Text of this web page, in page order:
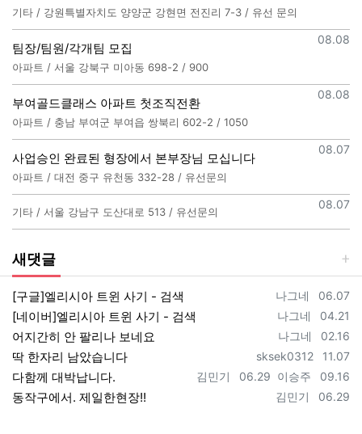
기타 / 강원특별자치도 양양군 강현면 전진리 7-3 / 유선 문의
등록일
08.08
팀장/팀원/각개팀 모집
아파트 / 서울 강북구 미아동 698-2 / 900
등록일
08.08
부여골드클래스 아파트 첫조직전환
아파트 / 충남 부여군 부여읍 쌍북리 602-2 / 1050
등록일
08.07
사업승인 완료된 형장에서 본부장님 모십니다
아파트 / 대전 중구 유천동 332-28 / 유선문의
등록일
08.07
기타 / 서울 강남구 도산대로 513 / 유선문의
새댓글
등록자
나그네 등록일
06.07
[구글]엘리시아 트윈 사기 - 검색
등록자
나그네 등록일
04.21
[네이버]엘리시아 트윈 사기 - 검색
등록자
나그네 등록일
02.16
어지간히 안 팔리나 보네요
등록자
sksek0312 등록일
11.07
딱 한자리 남았습니다
등록자
이승주 등록일
09.16
등록자
김민기 등록일
06.29
다함께 대박납니다.
등록자
김민기 등록일
06.29
동작구에서. 제일한현장!!